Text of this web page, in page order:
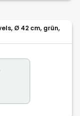
Ø 42 cm, grün,